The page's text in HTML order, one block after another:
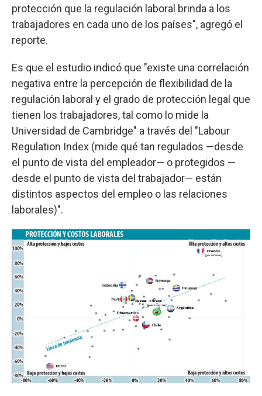
protección que la regulación laboral brinda a los
trabajadores en cada uno de los países", agregó el
reporte.
Es que el estudio indicó que "existe una correlación
negativa entre la percepción de flexibilidad de la
regulación laboral y el grado de protección legal que
tienen los trabajadores, tal como lo mide la
Universidad de Cambridge" a través del "Labour
Regulation Index (mide qué tan regulados —desde
el punto de vista del empleador— o protegidos —
desde el punto de vista del trabajador— están
distintos aspectos del empleo o las relaciones
laborales)".